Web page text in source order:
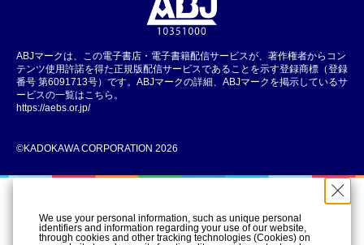
ABJマークは、この電子書店・電子書籍配信サービスが、著作権者からコン
テンツ使用許諾を得た正規版配信サービスであることを示す登録商標（登録
番号 第6091713号）です。ABJマークの詳細、ABJマークを掲示しているサ
ービスの一覧はこちら。
https://aebs.or.jp/
©KADOKAWA CORPORATION 2026
We use your personal information, such as unique personal
identifiers and information regarding your use of our website,
through cookies and other tracking technologies (Cookies) on